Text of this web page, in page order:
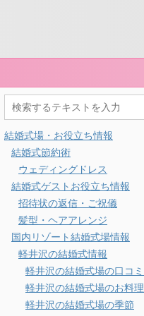
結婚式場・お役立ち情報
結婚式節約術
ウェディングドレス
結婚式ゲストお役立ち情報
招待状の返信・ご祝儀
髪型・ヘアアレンジ
国内リゾート結婚式場情報
軽井沢の結婚式情報
軽井沢の結婚式場の口コミ
軽井沢の結婚式場のお料理
軽井沢の結婚式場の季節